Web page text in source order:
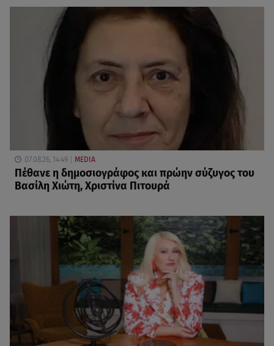
07.08.26, 14:49 MEDIA
Πέθανε η δημοσιογράφος και πρώην σύζυγος του
Βασίλη Χιώτη, Χριστίνα Πιτουρά